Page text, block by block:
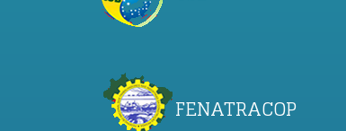
FENATRACOP